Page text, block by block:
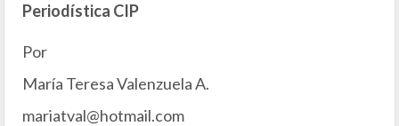
Periodística CIP
Por
María Teresa Valenzuela A.
mariatval@hotmail.com